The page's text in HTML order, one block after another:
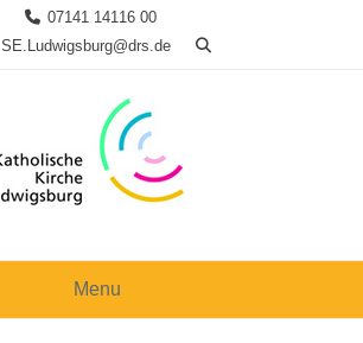
07141 14116 00
SE.Ludwigsburg@drs.de
Menu